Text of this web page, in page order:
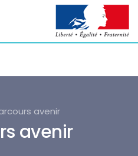
avenir
avenir